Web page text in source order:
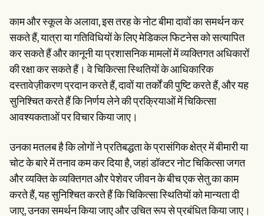
काम और स्कूल के अलावा, इस तरह के नोट बीमा दावों का समर्थन कर
सकते हैं, यात्रा या गतिविधियों के लिए मेडिकल फिटनेस को सत्यापित
कर सकते हैं और कानूनी या प्रशासनिक मामलों में व्यक्तिगत अधिकारों
की रक्षा कर सकते हैं। वे चिकित्सा स्थितियों के आधिकारिक
दस्तावेज़ीकरण प्रदान करते हैं, दावों या तर्कों की पुष्टि करते हैं, और यह
सुनिश्चित करते हैं कि निर्णय लेने की प्रक्रियाओं में चिकित्सा
आवश्यकताओं पर विचार किया जाए।
उनका मतलब है कि लोगों ने प्रतिबद्धता के प्रासंगिक क्षेत्र में बीमारी या
चोट के बारे में तनाव कम कर दिया है, जहां डॉक्टर नोट चिकित्सा जगत
और व्यक्ति के व्यक्तिगत और पेशेवर जीवन के बीच एक सेतु का काम
करते हैं, यह सुनिश्चित करते हैं कि चिकित्सा स्थितियों को मान्यता दी
जाए, उनका समर्थन किया जाए और उचित रूप से प्रबंधित किया जाए।